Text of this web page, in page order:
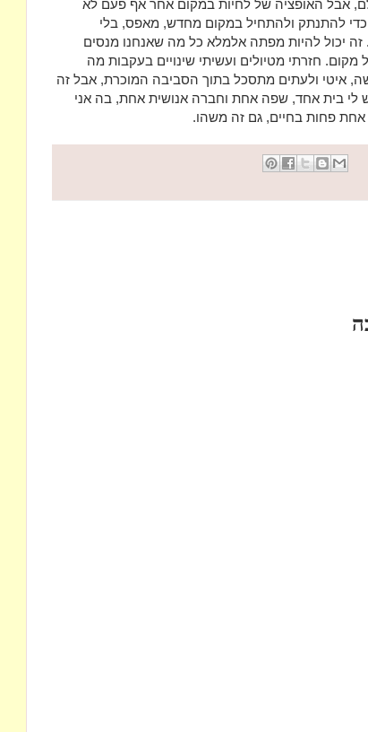
אבל האופציה של לחיות במקום אחר אף פעם לא
כדי להתנתק ולהתחיל במקום מחדש, מאפס, בלי
זה יכול להיות מפתה אלמלא כל מה שאנחנו מנסים
מקום. חזרתי מטיולים ועשיתי שינויים בעקבות מה
איטי ולעתים מתסכל בתוך הסביבה המוכרת, אבל זה
לי בית אחד, שפה אחת וחברה אנושית אחת, בה אני
פחות בחיים, גם זה משהו.